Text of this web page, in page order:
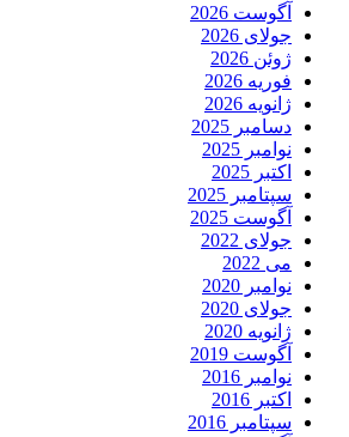
آگوست 2026
جولای 2026
ژوئن 2026
فوریه 2026
ژانویه 2026
دسامبر 2025
نوامبر 2025
اکتبر 2025
سپتامبر 2025
آگوست 2025
جولای 2022
می 2022
نوامبر 2020
جولای 2020
ژانویه 2020
آگوست 2019
نوامبر 2016
اکتبر 2016
سپتامبر 2016